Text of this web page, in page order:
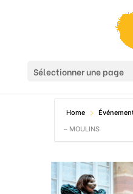
Sélectionner une page
Home
– MOULINS